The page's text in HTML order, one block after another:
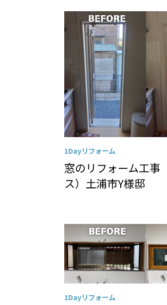
1Dayリフォーム
窓のリフォーム工事
ス）土浦市Y様邸
1Dayリフォーム